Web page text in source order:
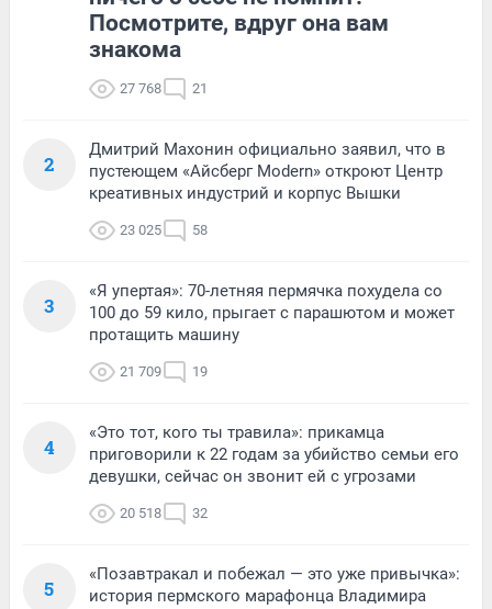
Посмотрите, вдруг она вам
знакома
27 768 21
2
Дмитрий Махонин официально заявил, что в
пустеющем «Айсберг Modern» откроют Центр
креативных индустрий и корпус Вышки
23 025 58
3
«Я упертая»: 70-летняя пермячка похудела со
100 до 59 кило, прыгает с парашютом и может
протащить машину
21 709 19
4
«Это тот, кого ты травила»: прикамца
приговорили к 22 годам за убийство семьи его
девушки, сейчас он звонит ей с угрозами
20 518 32
5
«Позавтракал и побежал — это уже привычка»:
история пермского марафонца Владимира